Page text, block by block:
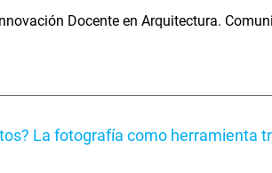
Docente en Arquitectura.
La fotografía como herramienta